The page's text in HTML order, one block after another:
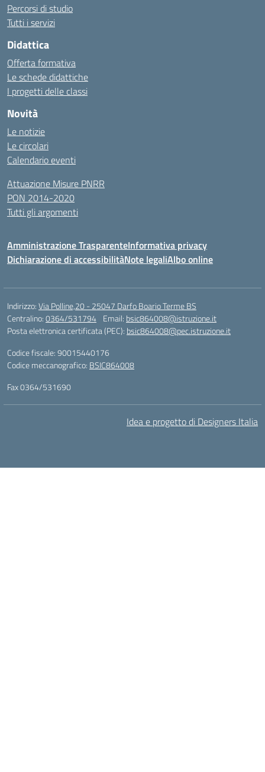
Percorsi di studio
Tutti i servizi
Didattica
Offerta formativa
Le schede didattiche
I progetti delle classi
Novità
Le notizie
Le circolari
Calendario eventi
Attuazione Misure PNRR
PON 2014-2020
Tutti gli argomenti
Amministrazione TrasparenteInformativa privacy
Dichiarazione di accessibilitàNote legaliAlbo online
Indirizzo:Via Polline,20 - 25047 Darfo Boario Terme BS
Centralino:0364/531794 Email: bsic864008@istruzione.it
Posta elettronica certificata (PEC): bsic864008@pec.istruzione.it
Codice fiscale: 90015440176
Codice meccanografico: BSIC864008
Fax 0364/531690
Idea e progetto di Designers Italia